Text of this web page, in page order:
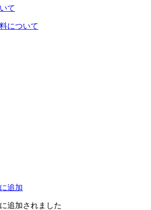
て
について
追加
追加されました